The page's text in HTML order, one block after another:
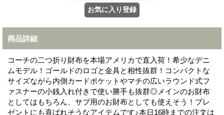
商品詳細
コーチの二つ折り財布を本場アメリカで直入荷！希少なデニ
ムモデル！ゴールドのロゴと金具と相性抜群！コンパクトな
サイズながら内側カードポケットやマチの広いラウンド式フ
ァスナーの小銭入れ付きで使い勝手も抜群◎メインのお財布
としてはもちろん、サブ用のお財布としても使えそう！プレ
ゼントにも喜ばれそうなアイテムです♪本日16時までの注文は